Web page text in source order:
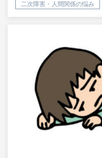
二次障害・人間関係の悩み